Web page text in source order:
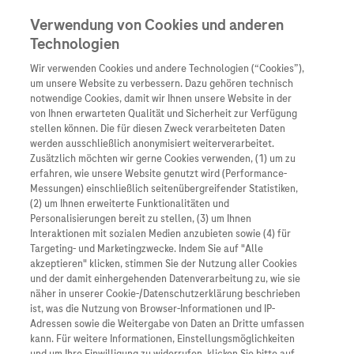
Unternehmen
Übersicht
Wer wir sind
Was uns antreibt
Unsere Standorte
Roche Stories
Events
Innovation
Übersicht
Forschung
Personalisierte
Digitalisierung
Blog Zukunftslabor
Übersicht
Unser Service für
Informationen zu
Diagnostik ist
Klinische Studien
Arzneimittel
Übersicht
Arzneimittel A-Z
Roche Pipeline
Roche Fachportal
Diagnostik
Kontakt
Presse
Karriere
Verwendung von Cookies und anderen
Technologien
Wir verwenden Cookies und andere Technologien (“Cookies”),
um unsere Website zu verbessern. Dazu gehören technisch
notwendige Cookies, damit wir Ihnen unsere Website in der
von Ihnen erwarteten Qualität und Sicherheit zur Verfügung
stellen können. Die für diesen Zweck verarbeiteten Daten
werden ausschließlich anonymisiert weiterverarbeitet.
Zusätzlich möchten wir gerne Cookies verwenden, (1) um zu
erfahren, wie unsere Website genutzt wird (Performance-
Messungen) einschließlich seitenübergreifender Statistiken,
(2) um Ihnen erweiterte Funktionalitäten und
Personalisierungen bereit zu stellen, (3) um Ihnen
Interaktionen mit sozialen Medien anzubieten sowie (4) für
Targeting- und Marketingzwecke. Indem Sie auf "Alle
akzeptieren" klicken, stimmen Sie der Nutzung aller Cookies
und der damit einhergehenden Datenverarbeitung zu, wie sie
näher in unserer Cookie-/Datenschutzerklärung beschrieben
ist, was die Nutzung von Browser-Informationen und IP-
Adressen sowie die Weitergabe von Daten an Dritte umfassen
kann. Für weitere Informationen, Einstellungsmöglichkeiten